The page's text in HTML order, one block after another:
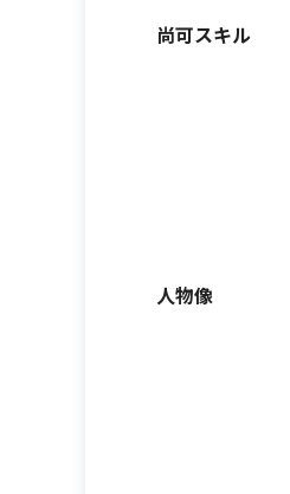
尚可スキル
人物像